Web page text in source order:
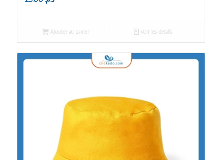
Ajouter au panier Voir les détails